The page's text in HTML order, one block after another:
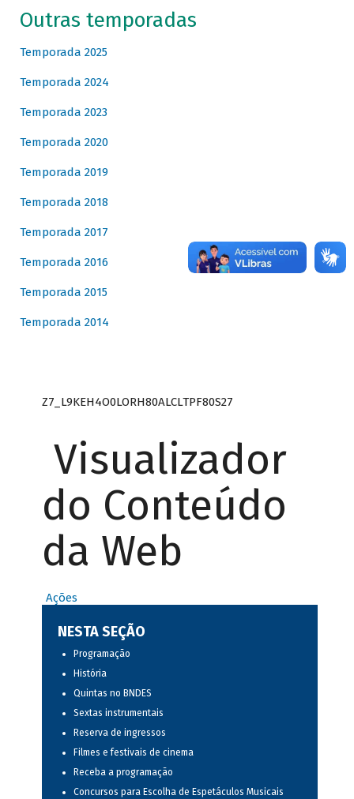
Outras temporadas
Temporada 2025
Temporada 2024
Temporada 2023
Temporada 2020
Temporada 2019
Temporada 2018
Temporada 2017
Temporada 2016
Temporada 2015
Temporada 2014
Z7_L9KEH4O0LORH80ALCLTPF80S27
Visualizador
do Conteúdo
da Web
Ações
NESTA SEÇÃO
Programação
História
Quintas no BNDES
Sextas instrumentais
Reserva de ingressos
Filmes e festivais de cinema
Receba a programação
Concursos para Escolha de Espetáculos Musicais